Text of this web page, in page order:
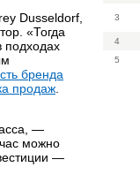
Dusseldorf,
«Тогда
подходах
бренда
продаж
—
можно
—
3
4
5